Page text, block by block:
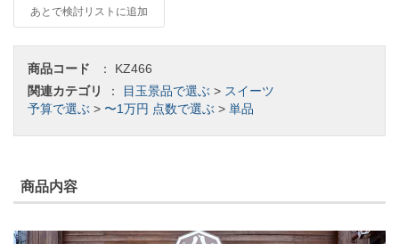
あとで検討リストに追加
商品コード ： KZ466
関連カテゴリ
： 目玉景品で選ぶ > スイーツ
予算で選ぶ > 〜1万円 点数で選ぶ > 単品
商品内容